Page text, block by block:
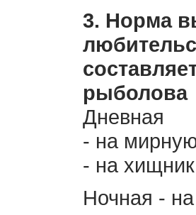
3. Норма
рыболова
Дневная
- на
- на
Ночная -